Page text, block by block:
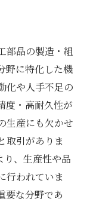
部品の製造・組
野に特化した機
化や人手不足の
度・高耐久性が
生産にも欠かせ
取引がありま
、生産性や品
行われていま
要な分野であ